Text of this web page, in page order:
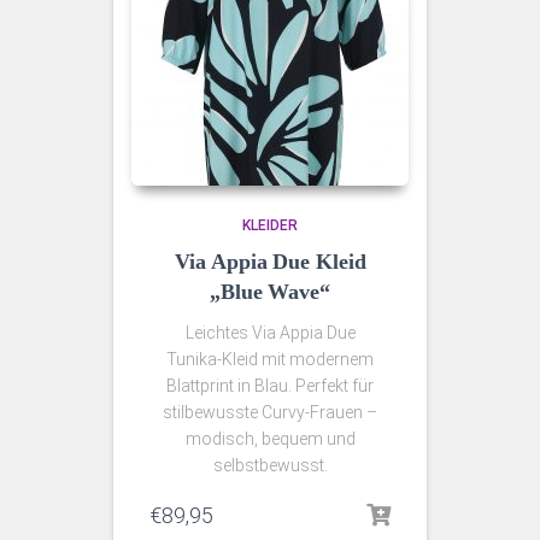
KLEIDER
Via Appia Due Kleid
„Blue Wave“
Leichtes Via Appia Due
Tunika‑Kleid mit modernem
Blattprint in Blau. Perfekt für
stilbewusste Curvy‑Frauen –
modisch, bequem und
selbstbewusst.
€89,95